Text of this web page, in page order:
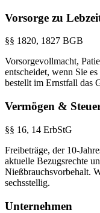
Vorsorge zu
§§ 1820, 1827 BGB
Vorsorgevollmacht,
entscheidet, wenn Sie
bestellt im Ernstfall das
Vermögen &
§§ 16, 14 ErbStG
Freibeträge, der 10-
aktuelle Bezugsrechte
Nießbrauchsvorbehalt.
sechsstellig.
Unternehmen